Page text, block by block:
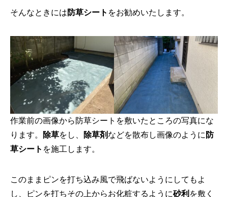
そんなときには 防草シート をお勧めいたします。
作業前の画像から防草シートを敷いたところの写真にな
ります。
除草をし、 除草剤 などを散布し画像のように 防
草シート を施工します。
このままピンを打ち込み風で飛ばないようにしてもよ
し、ピンを打ちその上からお化粧するように砂利 を敷く